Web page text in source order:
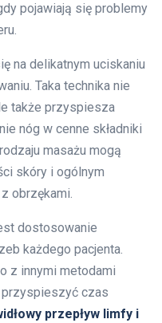
pojawiają się problemy
na delikatnym uciskaniu
Taka technika nie
także przyspiesza
nóg w cenne składniki
masażu mogą
skóry i ogólnym
obrzękami.
dostosowanie
każdego pacjenta.
z innymi metodami
czas
przepływ limfy i